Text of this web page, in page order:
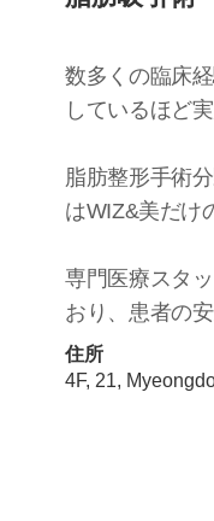
数多くの臨床
しているほど
脂肪整形手術
はWIZ&美だけ
専門医療スタ
おり、患者の
住所
4F, 21,